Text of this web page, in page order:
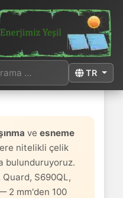
Dilinizi seçin
TR
ve esneme
nitelikli çelik
bulunduruyoruz.
S690QL,
2 mm'den 100